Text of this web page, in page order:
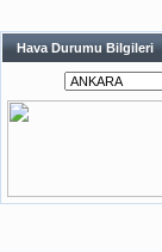
Hava Durumu Bilgileri